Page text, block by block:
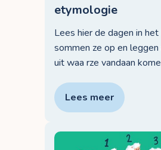
etymologie
Lees hier de dagen in
sommen ze op en
uit waa rze vandaan
Lees meer